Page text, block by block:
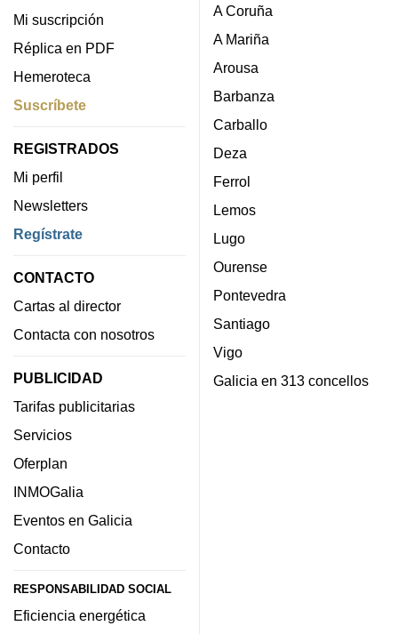
Mi suscripción
Réplica en PDF
Hemeroteca
Suscríbete
REGISTRADOS
Mi perfil
Newsletters
Regístrate
CONTACTO
Cartas al director
Contacta con nosotros
PUBLICIDAD
Tarifas publicitarias
Servicios
Oferplan
INMOGalia
Eventos en Galicia
Contacto
RESPONSABILIDAD SOCIAL
Eficiencia energética
A Coruña
A Mariña
Arousa
Barbanza
Carballo
Deza
Ferrol
Lemos
Lugo
Ourense
Pontevedra
Santiago
Vigo
Galicia en 313 concellos